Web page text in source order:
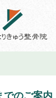
でのご案内